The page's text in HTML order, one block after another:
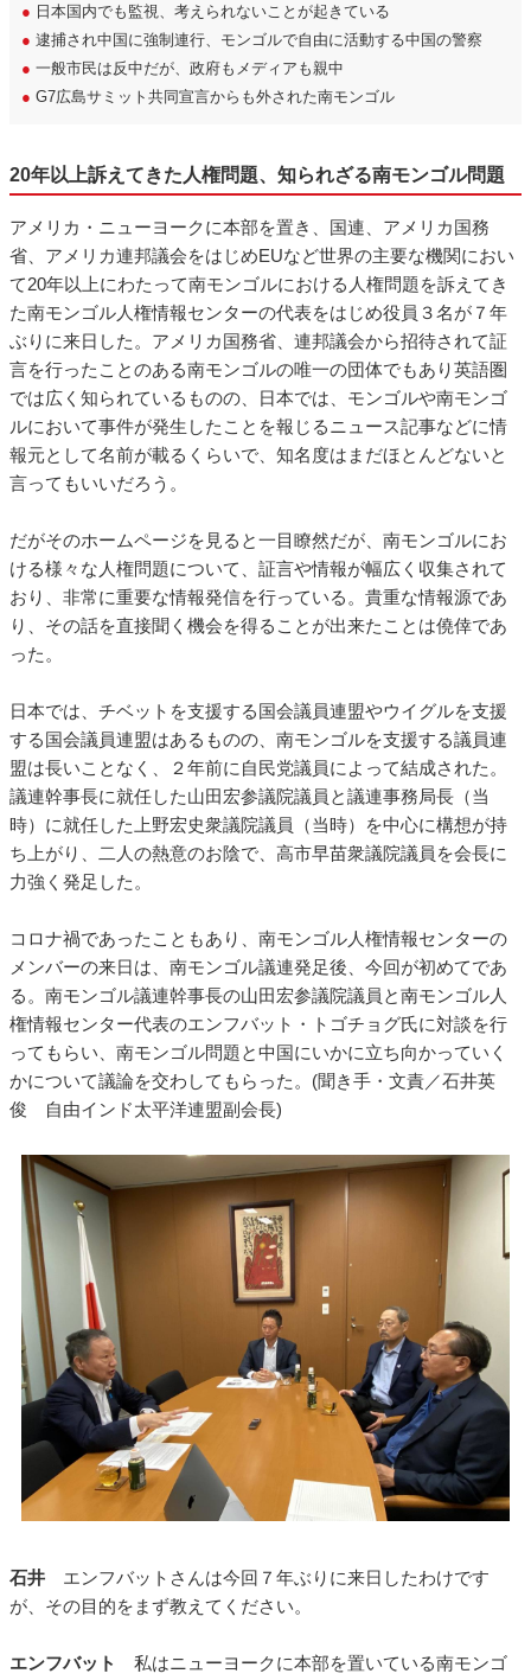
● 日本国内でも監視、考えられないことが起きている
● 逮捕され中国に強制連行、モンゴルで自由に活動する中国の警察
● 一般市民は反中だが、政府もメディアも親中
● G7広島サミット共同宣言からも外された南モンゴル
20年以上訴えてきた人権問題、知られざる南モンゴル問題
アメリカ・ニューヨークに本部を置き、国連、アメリカ国務
省、アメリカ連邦議会をはじめEUなど世界の主要な機関におい
て20年以上にわたって南モンゴルにおける人権問題を訴えてき
た南モンゴル人権情報センターの代表をはじめ役員３名が７年
ぶりに来日した。アメリカ国務省、連邦議会から招待されて証
言を行ったことのある南モンゴルの唯一の団体でもあり英語圏
では広く知られているものの、日本では、モンゴルや南モンゴ
ルにおいて事件が発生したことを報じるニュース記事などに情
報元として名前が載るくらいで、知名度はまだほとんどないと
言ってもいいだろう。
だがそのホームページを見ると一目瞭然だが、南モンゴルにお
ける様々な人権問題について、証言や情報が幅広く収集されて
おり、非常に重要な情報発信を行っている。貴重な情報源であ
り、その話を直接聞く機会を得ることが出来たことは僥倖であ
った。
日本では、チベットを支援する国会議員連盟やウイグルを支援
する国会議員連盟はあるものの、南モンゴルを支援する議員連
盟は長いことなく、２年前に自民党議員によって結成された。
議連幹事長に就任した山田宏参議院議員と議連事務局長（当
時）に就任した上野宏史衆議院議員（当時）を中心に構想が持
ち上がり、二人の熱意のお陰で、高市早苗衆議院議員を会長に
力強く発足した。
コロナ禍であったこともあり、南モンゴル人権情報センターの
メンバーの来日は、南モンゴル議連発足後、今回が初めてであ
る。南モンゴル議連幹事長の山田宏参議院議員と南モンゴル人
権情報センター代表のエンフバット・トゴチョグ氏に対談を行
ってもらい、南モンゴル問題と中国にいかに立ち向かっていく
かについて議論を交わしてもらった。(聞き手・文責／石井英
俊 自由インド太平洋連盟副会長)
石井 エンフバットさんは今回７年ぶりに来日したわけです
が、その目的をまず教えてください。
エンフバット
私はニューヨークに本部を置いている南モンゴ